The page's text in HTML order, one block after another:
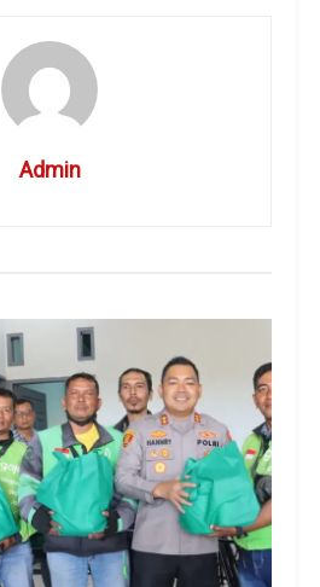
Admin